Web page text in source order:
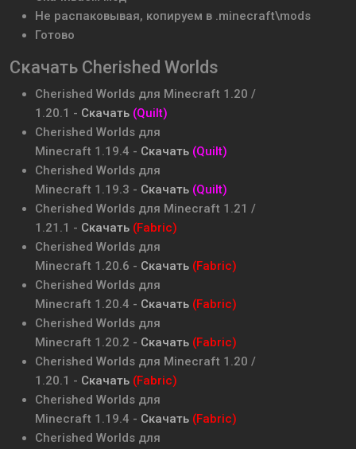
Не распаковывая, копируем в .minecraft\mods
Готово
Скачать Cherished Worlds
Cherished Worlds для Minecraft 1.20 /
1.20.1 - Скачать (Quilt)
Cherished Worlds для
Minecraft 1.19.4 - Скачать (Quilt)
Cherished Worlds для
Minecraft 1.19.3 - Скачать (Quilt)
Cherished Worlds для Minecraft 1.21 /
1.21.1 - Скачать (Fabric)
Cherished Worlds для
Minecraft 1.20.6 - Скачать (Fabric)
Cherished Worlds для
Minecraft 1.20.4 - Скачать (Fabric)
Cherished Worlds для
Minecraft 1.20.2 - Скачать (Fabric)
Cherished Worlds для Minecraft 1.20 /
1.20.1 - Скачать (Fabric)
Cherished Worlds для
Minecraft 1.19.4 - Скачать (Fabric)
Cherished Worlds для